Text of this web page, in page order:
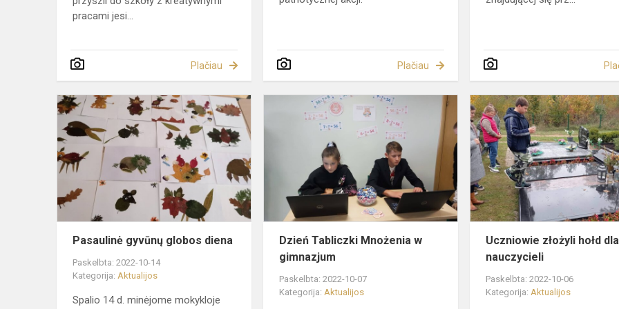
pracami jesi...
Plačiau Plačiau
Pasaulinė
globos
Pasaulinė gyvūnų globos diena
Paskelbta: 2022-10-14
Kategorija: Aktualijos
Spalio 14 d. minėjome mokykloje
Dzień
Tabliczki
Mnożenia
gimnazjum
Dzień Tabliczki Mnożenia w
gimnazjum
Paskelbta: 2022-10-07
Kategorija:Aktualijos
Uczniowie złożyli hołd dla
nauczycieli
Paskelbta: 2022-10-06
Kategorija:Aktualijos